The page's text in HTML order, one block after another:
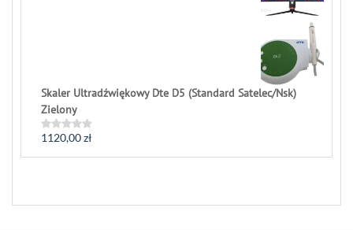
Skaler Ultradźwiękowy Dte D5 (Standard Satelec/Nsk)
Zielony
Rated
1120,00zł